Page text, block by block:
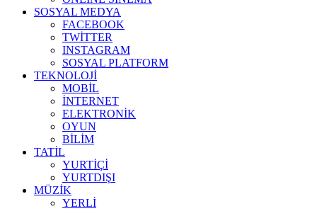
SOSYAL MEDYA
FACEBOOK
TWİTTER
INSTAGRAM
SOSYAL PLATFORM
TEKNOLOJİ
MOBİL
İNTERNET
ELEKTRONİK
OYUN
BİLİM
TATİL
YURTİÇİ
YURTDIŞI
MÜZİK
YERLİ